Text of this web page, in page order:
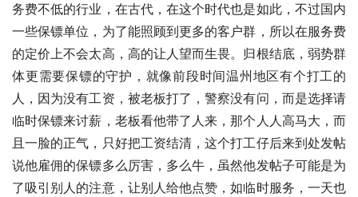
务费不低的行业，在古代，在这个时代也是如此，不过国内
一些保镖单位，为了能照顾到更多的客户群，所以在服务费
的定价上不会太高，高的让人望而生畏。归根结底，弱势群
体更需要保镖的守护，就像前段时间温州地区有个打工的
人，因为没有工资，被老板打了，警察没有问，而是选择请
临时保镖来讨薪，老板看他带了人来，那个人人高马大，而
且一脸的正气，只好把工资结清，这个打工仔后来到处发帖
说他雇佣的保镖多么厉害，多么牛，虽然他发帖子可能是为
了吸引别人的注意，让别人给他点赞，如临时服务，一天也